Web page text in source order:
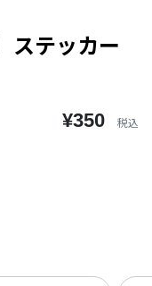
ステッカー
¥350 税込